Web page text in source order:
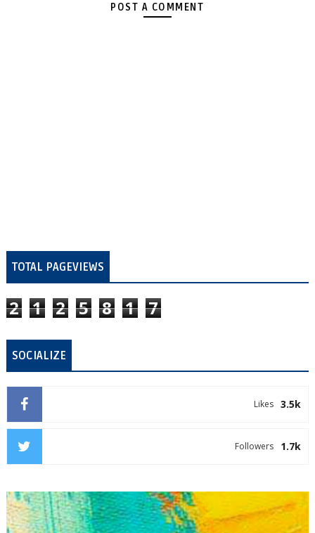
POST A COMMENT
TOTAL PAGEVIEWS
2 1 2 5 8 1 7
SOCIALIZE
3.5k
Likes
1.7k
Followers